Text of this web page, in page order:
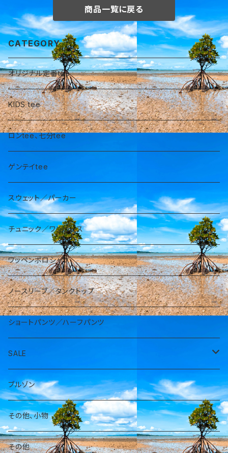
商品一覧に戻る
CATEGORY
オリジナル定番tee
KIDS tee
ロンtee、七分tee
ゲンテイtee
スウェット／パーカー
チュニック／ワンピース
ワッペンポロシャツ
ノースリーブ／タンクトップ
ショートパンツ／ハーフパンツ
SALE
パーカー
ブルゾン
その他、小物
その他